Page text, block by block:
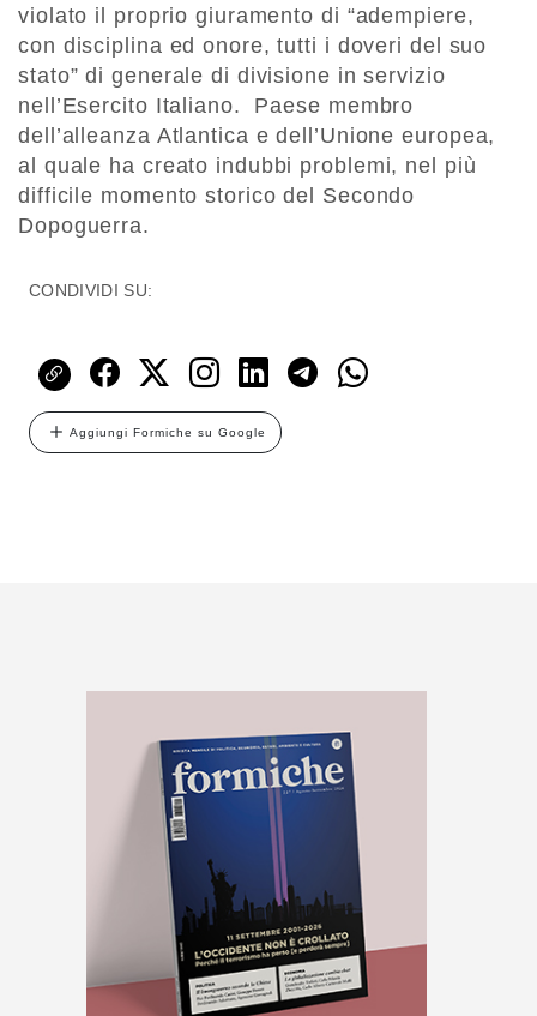
violato il proprio giuramento di “adempiere,
con disciplina ed onore, tutti i doveri del suo
stato” di generale di divisione in servizio
nell’Esercito Italiano. Paese membro
dell’alleanza Atlantica e dell’Unione europea,
al quale ha creato indubbi problemi, nel più
difficile momento storico del Secondo
Dopoguerra.
CONDIVIDI SU:
Aggiungi Formiche su Google